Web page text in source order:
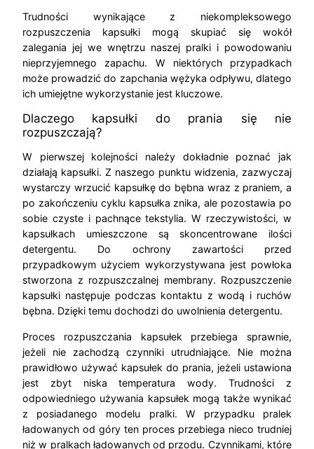
Trudności wynikające z niekompleksowego
rozpuszczenia kapsułki mogą skupiać się wokół
zalegania jej we wnętrzu naszej pralki i powodowaniu
nieprzyjemnego zapachu. W niektórych przypadkach
może prowadzić do zapchania wężyka odpływu, dlatego
ich umiejętne wykorzystanie jest kluczowe.
Dlaczego kapsułki do prania się nie
rozpuszczają?
W pierwszej kolejności należy dokładnie poznać jak
działają kapsułki. Z naszego punktu widzenia, zazwyczaj
wystarczy wrzucić kapsułkę do bębna wraz z praniem, a
po zakończeniu cyklu kapsułka znika, ale pozostawia po
sobie czyste i pachnące tekstylia. W rzeczywistości, w
kapsułkach umieszczone są skoncentrowane ilości
detergentu. Do ochrony zawartości przed
przypadkowym użyciem wykorzystywana jest powłoka
stworzona z rozpuszczalnej membrany. Rozpuszczenie
kapsułki następuje podczas kontaktu z wodą i ruchów
bębna. Dzięki temu dochodzi do uwolnienia detergentu.
Proces rozpuszczania kapsułek przebiega sprawnie,
jeżeli nie zachodzą czynniki utrudniające. Nie można
prawidłowo używać kapsułek do prania, jeżeli ustawiona
jest zbyt niska temperatura wody. Trudności z
odpowiedniego używania kapsułek mogą także wynikać
z posiadanego modelu pralki. W przypadku pralek
ładowanych od góry ten proces przebiega nieco trudniej
niż w pralkach ładowanych od przodu. Czynnikami, które